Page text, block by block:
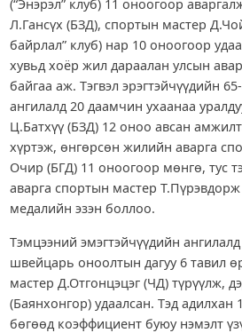
(“Энэрэл” клуб) 11 оноогоор
Л.Гансүх (БЗД), спортын мастер
байрлал” клуб) нар 10 оноогоор
хувьд хоёр жил дараалан улсын
байгаа аж. Тэгвэл эрэгтэйчүүдийн
ангилалд 20 даамчин ухаанаа
Ц.Батхүү (БЗД) 12 оноо авсан
хүртэж, өнгөрсөн жилийн аварга
Очир (БГД) 11 оноогоор мөнгө, тус
аварга спортын мастер
медалийн эзэн боллоо.
Тэмцээний эмэгтэйчүүдийн
швейцарь оноолтын дагуу 6 тавил
мастер Д.Отгонцэцэг (ЧД) түрүүлж,
(Баянхонгор) удаалсан. Тэд адилхан
бөгөөд коэффициент буюу нэмэлт